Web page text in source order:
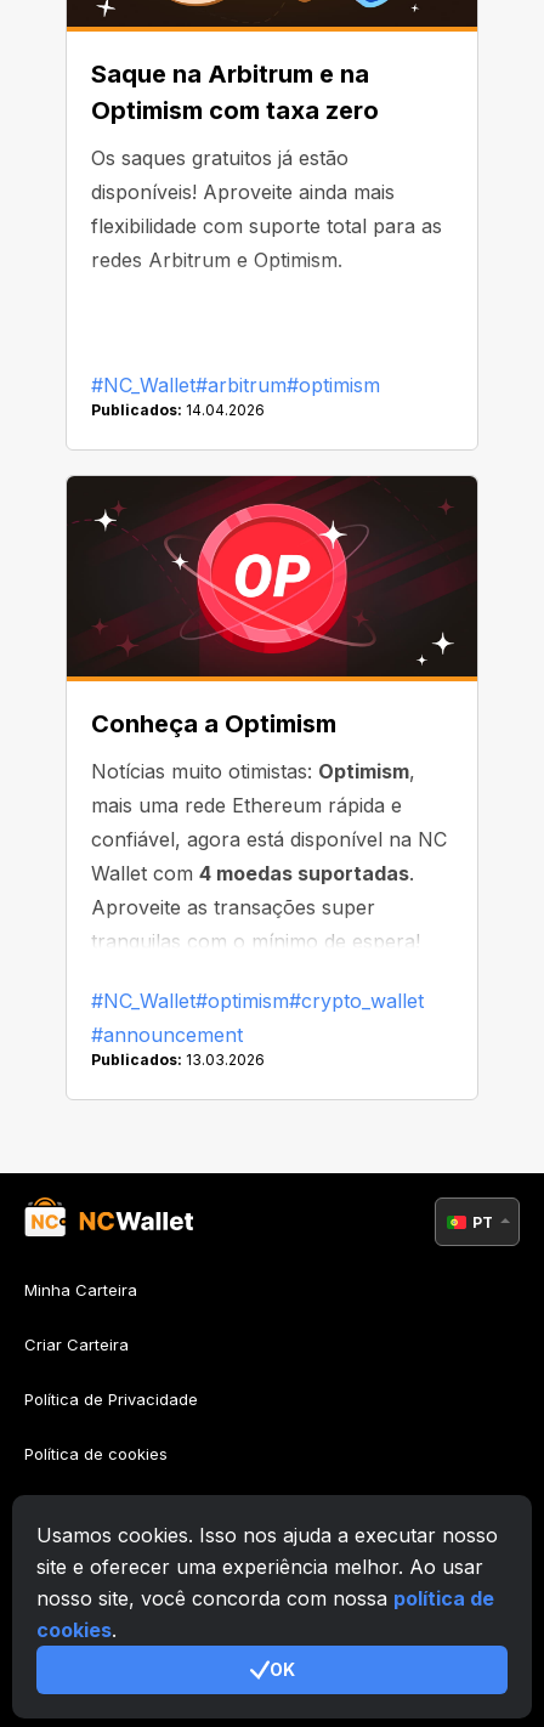
Usamos cookies. Isso nos ajuda a executar nosso
site e oferecer uma experiência melhor. Ao usar
nosso site, você concorda com nossa política de
cookies.
OK
Saque na Arbitrum e na
Optimism com taxa zero
Os saques gratuitos já estão
disponíveis! Aproveite ainda mais
flexibilidade com suporte total para as
redes Arbitrum e Optimism.
#NC_Wallet#arbitrum#optimism
Publicados: 14.04.2026
Conheça a Optimism
Notícias muito otimistas: Optimism,
mais uma rede Ethereum rápida e
confiável, agora está disponível na NC
Wallet com 4 moedas suportadas.
Aproveite as transações super
tranquilas com o mínimo de espera!
#NC_Wallet#optimism#crypto_wallet
#announcement
Publicados: 13.03.2026
Minha Carteira
Criar Carteira
Política de Privacidade
Política de cookies
Termos de Utilização
© 2026. Zafiro Innovation Systems LLC. All rights reserved.
PT